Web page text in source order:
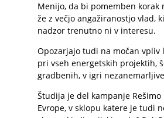
Menijo, da bi pomemben korak
že z večjo angažiranostjo vlad,
nadzor trenutno ni v interesu.
Opozarjajo tudi na močan vpliv
pri vseh energetskih projektih,
gradbenih, v igri
Študija je del kampanje
Evrope, v sklopu katere je tudi